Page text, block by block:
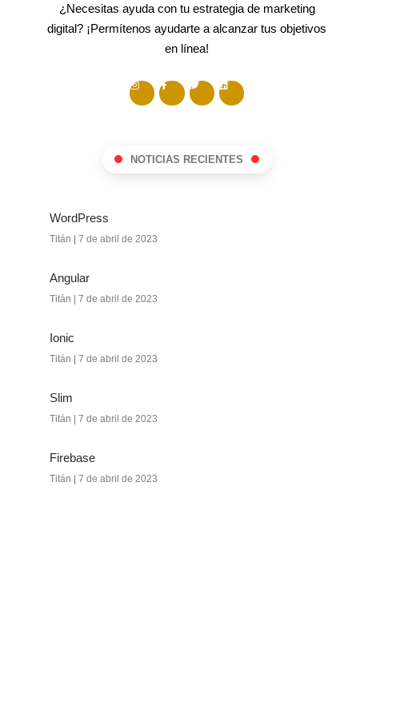
¿Necesitas ayuda con tu estrategia de marketing
digital? ¡Permítenos ayudarte a alcanzar tus objetivos
en línea!
NOTICIAS RECIENTES
WordPress
Titán 7 de abril de 2023
Angular
Titán 7 de abril de 2023
Ionic
Titán 7 de abril de 2023
Slim
Titán 7 de abril de 2023
Firebase
Titán 7 de abril de 2023